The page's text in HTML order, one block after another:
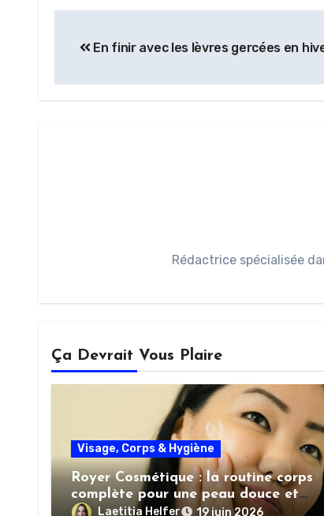
En finir avec les lèvres gercées en
Rédactrice spécialisée
Ça Devrait Vous Plaire
Visage, Corps & Hygiène
Royer Cosmétique : la routine corps
complète pour une peau douce et
nourrieLaetitia Helfer 19 juin 2026